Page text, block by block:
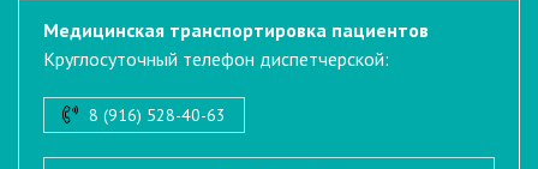
Медицинская транспортировка пациентов
Круглосуточный телефон диспетчерской:
8 (916) 528-40-63